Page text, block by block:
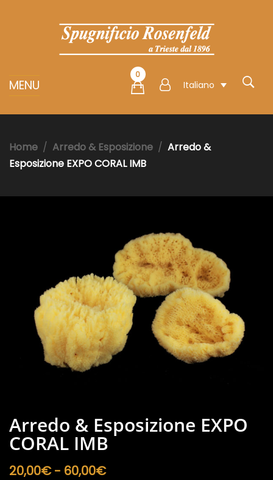
MENU
0
Italiano
Home Arredo & Esposizione
Arredo &
Esposizione EXPO CORAL IMB
Arredo & Esposizione EXPO
CORAL IMB
20,00€ - 60,00€Fascia